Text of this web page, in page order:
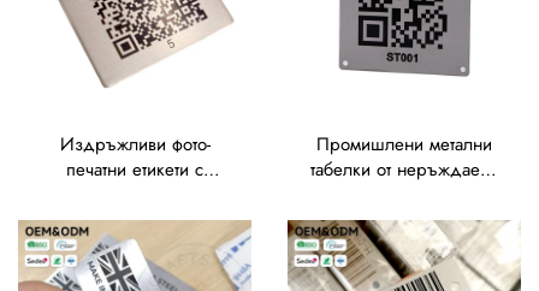
Издръжливи фото-
печатни етикети с
персонализирани матови
метални етикети от
анодизиран алуминий с
Промишлени метални
табелки от неръждаема
функция за откриване на
подправяне, за
дългосрочна